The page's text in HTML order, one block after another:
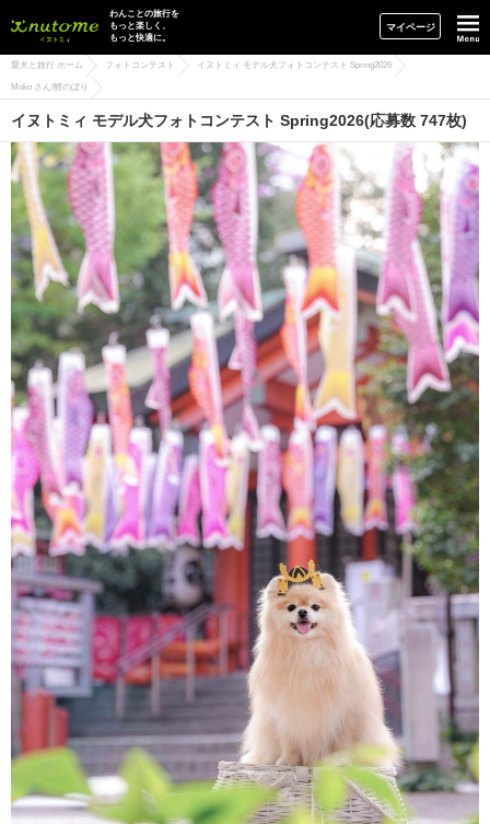
イヌトミィ
わんことの旅行を
もっと楽しく、
もっと快適に。
マイページ
愛犬と旅行 ホーム フォトコンテスト イヌトミィ モデル犬フォトコンテスト Spring2026
Moko さん/鯉のぼり
イヌトミィ モデル犬フォトコンテスト Spring2026(応募数 747枚)